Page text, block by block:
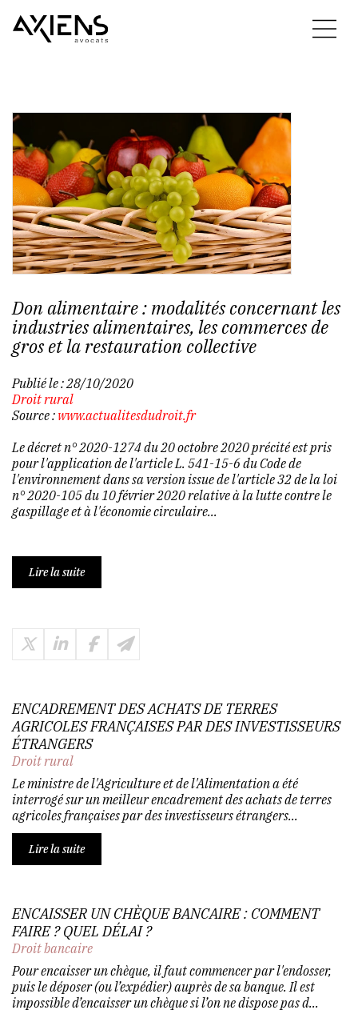
Don alimentaire : modalités concernant les
industries alimentaires, les commerces de
gros et la restauration collective
Publié le :28/10/2020
Droit rural
Source : www.actualitesdudroit.fr
Le décret n° 2020-1274 du 20 octobre 2020 précité est pris
pour l'application de l'article L. 541-15-6 du Code de
l'environnement dans sa version issue de l'article 32 de la loi
n° 2020-105 du 10 février 2020 relative à la lutte contre le
gaspillage et à l'économie circulaire...
Lire la suite
ENCADREMENT DES ACHATS DE TERRES
AGRICOLES FRANÇAISES PAR DES INVESTISSEURS
ÉTRANGERS
Droit rural
Le ministre de l'Agriculture et de l'Alimentation a été
interrogé sur un meilleur encadrement des achats de terres
agricoles françaises par des investisseurs étrangers...
Lire la suite
ENCAISSER UN CHÈQUE BANCAIRE : COMMENT
FAIRE ? QUEL DÉLAI ?
Droit bancaire
Pour encaisser un chèque, il faut commencer par l'endosser,
puis le déposer (ou l’expédier) auprès de sa banque. Il est
impossible d’encaisser un chèque si l’on ne dispose pas d...